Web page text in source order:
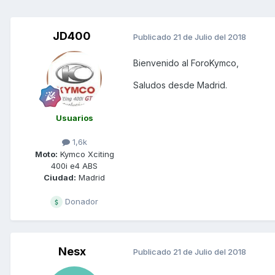
JD400
Usuarios
1,6k
Moto: Kymco Xciting
400i e4 ABS
Ciudad: Madrid
Donador
Publicado 21 de Julio del 2018
Bienvenido al ForoKymco,
Saludos desde Madrid.
Nesx Publicado 21 de Julio del 2018